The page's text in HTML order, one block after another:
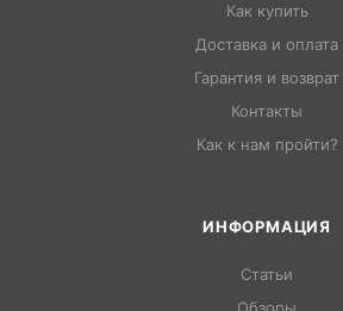
Как купить
Доставка и оплата
Гарантия и возврат
Контакты
Как к нам пройти?
ИНФОРМАЦИЯ
Статьи